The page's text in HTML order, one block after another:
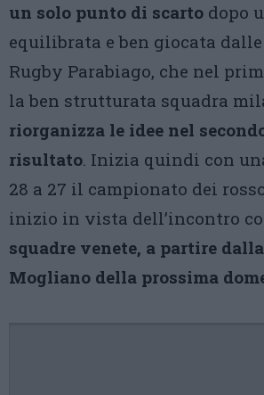
un solo punto di scarto dopo
equilibrata e ben giocata
Rugby Parabiago, che nel
la ben strutturata squadra
riorganizza le idee nel
risultato. Inizia quindi con
28 a 27 il campionato dei
inizio in vista dell’incontro
squadre venete, a partire
Mogliano della prossima